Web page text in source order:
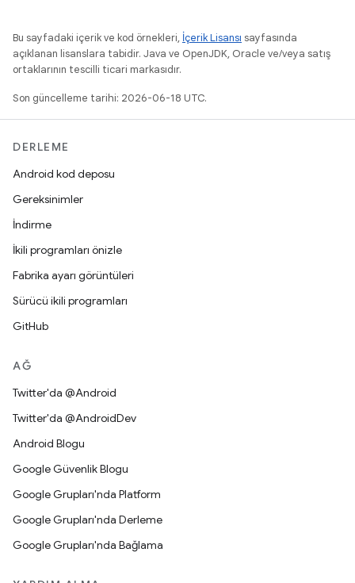
Bu sayfadaki içerik ve kod örnekleri, İçerik Lisansı sayfasında
açıklanan lisanslara tabidir. Java ve OpenJDK, Oracle ve/veya satış
ortaklarının tescilli ticari markasıdır.
Son güncelleme tarihi: 2026-06-18 UTC.
DERLEME
Android kod deposu
Gereksinimler
İndirme
İkili programları önizle
Fabrika ayarı görüntüleri
Sürücü ikili programları
GitHub
AĞ
Twitter'da @Android
Twitter'da @AndroidDev
Android Blogu
Google Güvenlik Blogu
Google Grupları'nda Platform
Google Grupları'nda Derleme
Google Grupları'nda Bağlama